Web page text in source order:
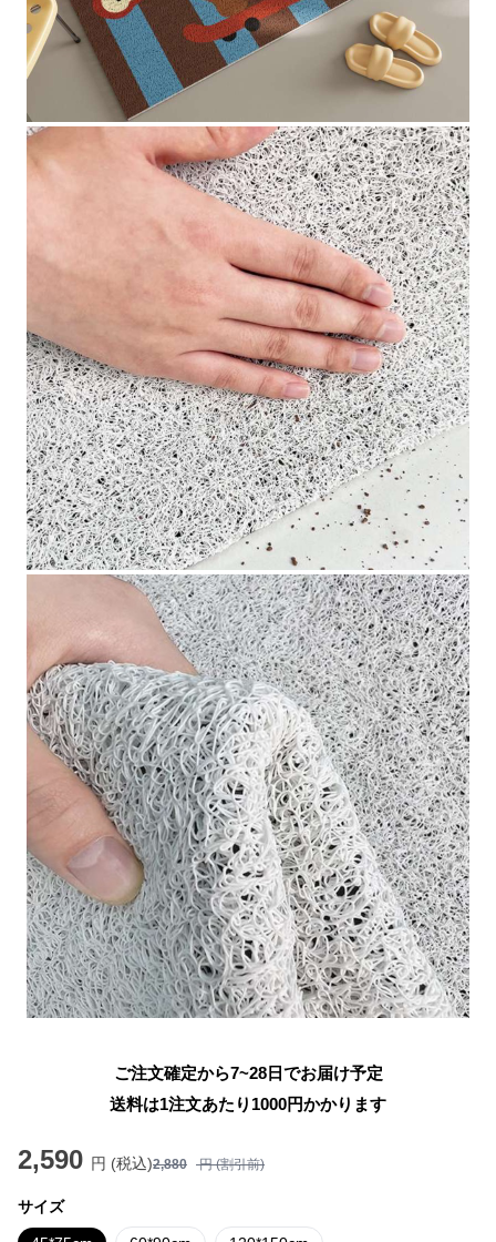
ご注文確定から7~28日でお届け予定
送料は1注文あたり 1000円かかります
2,590 円 (税込)2,880 円 (割引前)
サイズ